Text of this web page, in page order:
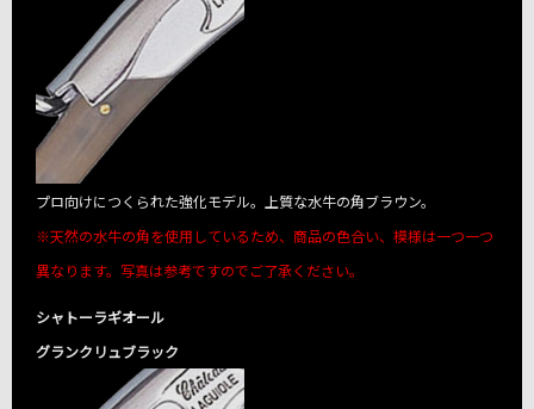
プロ向けにつくられた強化モデル。上質な水牛の角ブラウン。
※天然の水牛の角を使用しているため、商品の色合い、模様は一つ一つ
異なります。写真は参考ですのでご了承ください。
シャトーラギオール
グランクリュブラック